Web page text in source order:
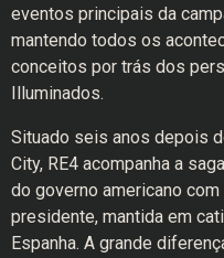
eventos principais da
mantendo todos os
conceitos por trás dos
Illuminados.
Situado seis anos depois
City, RE4 acompanha a
do governo americano
presidente, mantida em
Espanha. A grande